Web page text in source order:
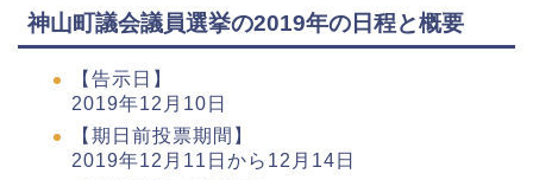
神山町議会議員選挙の2019年の日程と概要
【告示日】
2019年12月10日
【期日前投票期間】
2019年12月11日から12月14日